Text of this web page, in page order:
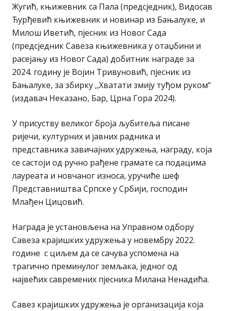
Жугић, књижевник са Пала (предсједник), Видосав
Ђурђевић књижевник и новинар из Бањалуке, и
Милош Иветић, пјесник из Новог Сада
(предсједник Савеза књижевника у отаџбини и
расејању из Новог Сада) добитник награде за
2024. годину је Војин Тривуновић, пјесник из
Бањалуке, за збирку ,,Хватати змију туђом руком“
(издавач Неказано, Бар, Црна Гора 2024).
У присуству великог броја љубитеља писане
ријечи, културних и јавних радника и
представника завичајних удружења, награду, која
се састоји од ручно рађене грамате са подацима
лауреата и новчаног износа, уручиће шеф
Представништва Српске у Србији, господин
Млађен Цицовић.
Награда је установљена на Управном одбору
Савеза крајишких удружења у новембру 2022.
године с циљем да се сачува успомена на
трагично преминулог земљака, једног од
највећих савремених пјесника Милана Ненадића.
Савез крајишких удружења је организација која